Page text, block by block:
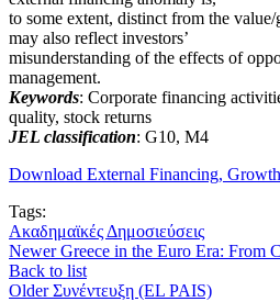
to some extent, distinct from the
may also reflect investors’
misunderstanding of the effects of
management.
Keywords: Corporate financing
quality, stock returns
JEL classification: G10, M4
Download External Financing,
Tags:
Ακαδημαϊκές Δημοσιεύσεις
Newer Greece in the Euro Era: From
Back to list
Older Συνέντευξη (EL PAIS)